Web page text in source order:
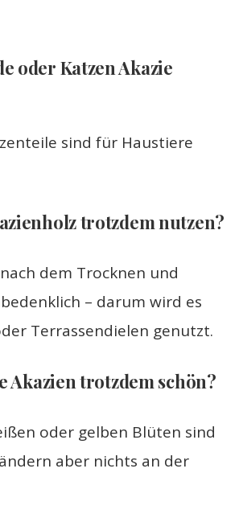
oder Katzen Akazie
sind für Haustiere
trotzdem nutzen?
nach dem Trocknen und
– darum wird es
Terrassendielen genutzt.
Akazien trotzdem schön?
oder gelben Blüten sind
aber nichts an der